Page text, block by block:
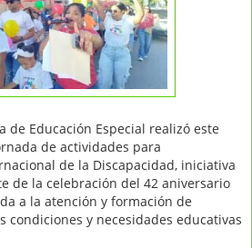
de Educación Especial realizó este
de actividades para
de la Discapacidad, iniciativa
de la celebración del 42 aniversario
a la atención y formación de
condiciones y necesidades educativas